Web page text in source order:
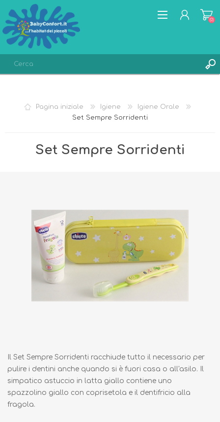
LISTA DEI DESIDERI
(0)
Pagina iniziale Igiene
Igiene Orale
Set Sempre Sorridenti
Set Sempre Sorridenti
Il Set Sempre Sorridenti racchiude tutto il necessario per
pulire i dentini anche quando si è fuori casa o all'asilo. Il
simpatico astuccio in latta giallo contiene uno
spazzolino giallo con coprisetola e il dentifricio alla
fragola.